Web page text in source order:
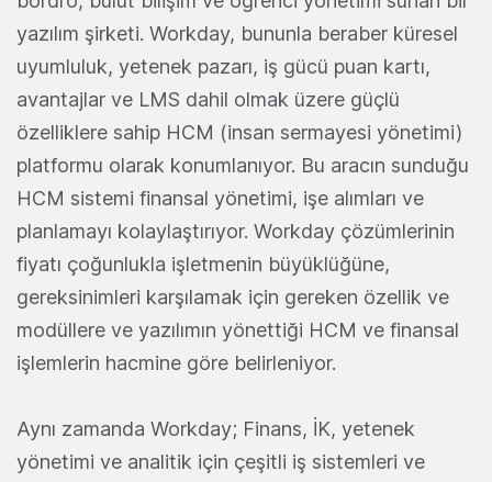
yazılım şirketi. Workday, bununla beraber küresel
uyumluluk, yetenek pazarı, iş gücü puan kartı,
avantajlar ve LMS dahil olmak üzere güçlü
özelliklere sahip HCM (insan sermayesi yönetimi)
platformu olarak konumlanıyor. Bu aracın sunduğu
HCM sistemi finansal yönetimi, işe alımları ve
planlamayı kolaylaştırıyor. Workday çözümlerinin
fiyatı çoğunlukla işletmenin büyüklüğüne,
gereksinimleri karşılamak için gereken özellik ve
modüllere ve yazılımın yönettiği HCM ve finansal
işlemlerin hacmine göre belirleniyor.
Aynı zamanda Workday; Finans, İK, yetenek
yönetimi ve analitik için çeşitli iş sistemleri ve